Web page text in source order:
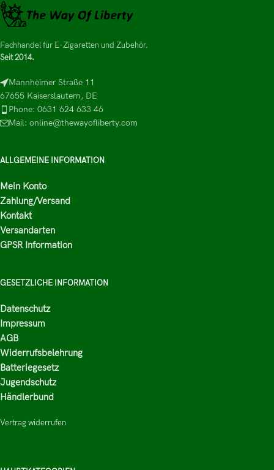
Fachhandel für E-Zigaretten und Zubehör.
Seit 2014.
Mannheimer Straße 11
67655 Kaiserslautern, DE
Phone: 0631 624 633 46
Mail: online@thewayofliberty.com
ALLGEMEINE INFORMATION
Mein Konto
Zahlung/Versand
Kontakt
Versandarten
GPSR Information
GESETZLICHE INFORMATION
Datenschutz
Impressum
AGB
Widerrufsbelehrung
Batteriegesetz
Jugendschutz
Händlerbund
Vertrag widerrufen